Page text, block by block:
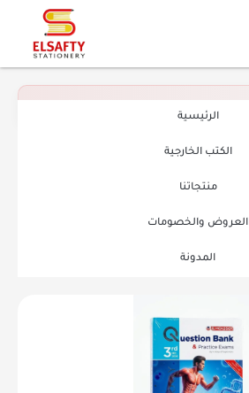
الرئيسية
الكتب الخارجية
منتجاتنا
العروض والخصومات
المدونة